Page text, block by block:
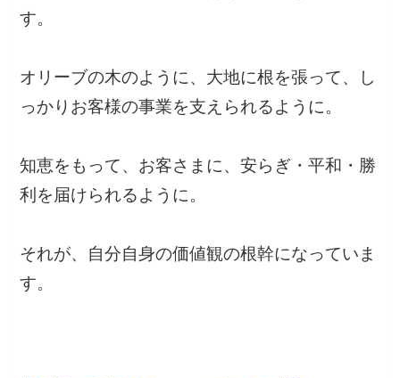
す。
オリーブの木のように、大地に根を張って、し
っかりお客様の事業を支えられるように。
知恵をもって、お客さまに、安らぎ・平和・勝
利を届けられるように。
それが、自分自身の価値観の根幹になっていま
す。